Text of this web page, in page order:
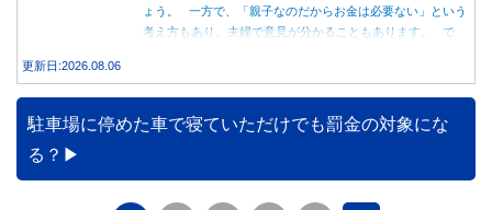
ょう。 一方で、「親子なのだからお金は必要ない」という
考え方もあり、夫婦で意見が分かることもあります。 で
ます。
更新日:2026.08.06
駐車場に停めた車で寝ていただけでも罰金の対象にな
る？